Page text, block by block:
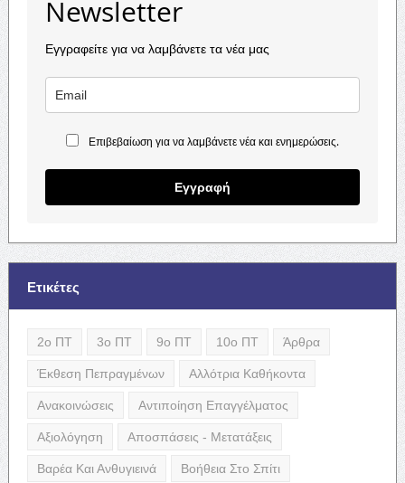
Newsletter
Εγγραφείτε για να λαμβάνετε τα νέα μας
Επιβεβαίωση για να λαμβάνετε νέα και ενημερώσεις.
Εγγραφή
Ετικέτες
2ο ΠΤ 3ο ΠΤ 9ο ΠΤ 10ο ΠΤ Άρθρα
Έκθεση Πεπραγμένων Αλλότρια Καθήκοντα
Ανακοινώσεις Αντιποίηση Επαγγέλματος
Αξιολόγηση Αποσπάσεις - Μετατάξεις
Βαρέα Και Ανθυγιεινά Βοήθεια Στο Σπίτι